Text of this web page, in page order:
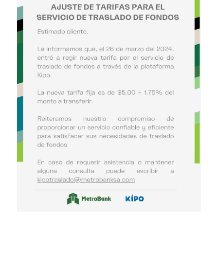
de
tarifa
–
Traslado
de
fondos